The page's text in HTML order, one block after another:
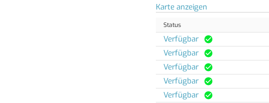
Karte anzeigen
Status
Verfügbar
Verfügbar
Verfügbar
Verfügbar
Verfügbar